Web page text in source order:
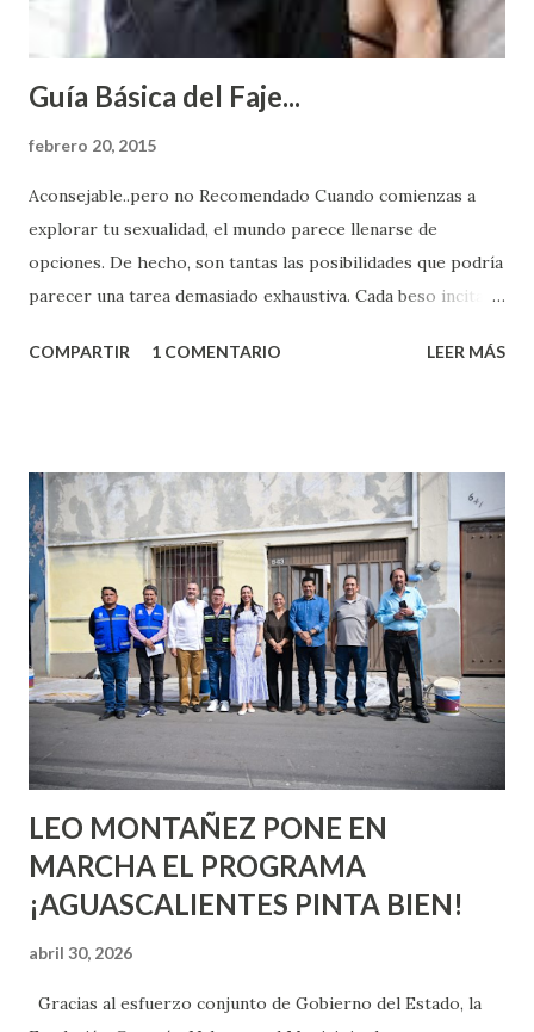
Guía Básica del Faje...
febrero 20, 2015
Aconsejable..pero no Recomendado Cuando comienzas a
explorar tu sexualidad, el mundo parece llenarse de
opciones. De hecho, son tantas las posibilidades que podría
parecer una tarea demasiado exhaustiva. Cada beso incita
partes de ti que jamás hubieras imaginado. El problema es
conoces ni la mitad de lo que deberías saber. Pero incluso
quienes ya han tenido relaciones sexuales no son expertos
o expertas en el tema. Siempre hay algo nuevo que
aprender y nuevas experiencias que conocer. Si eres una
chica y aún no has tenido relaciones sexuales, tal vez
pienses que el sexo será increíble y no puedas esperar para
experimentarlo, pero como cualquier persona con
experiencia te dirá, siempre es mejor cuando ambas partes
son suficientemen...
COMPARTIR 1 COMENTARIO LEER MÁS
LEO MONTAÑEZ PONE EN
MARCHA EL PROGRAMA
¡AGUASCALIENTES PINTA BIEN!
abril 30, 2026
Gracias al esfuerzo conjunto de Gobierno del Estado, la